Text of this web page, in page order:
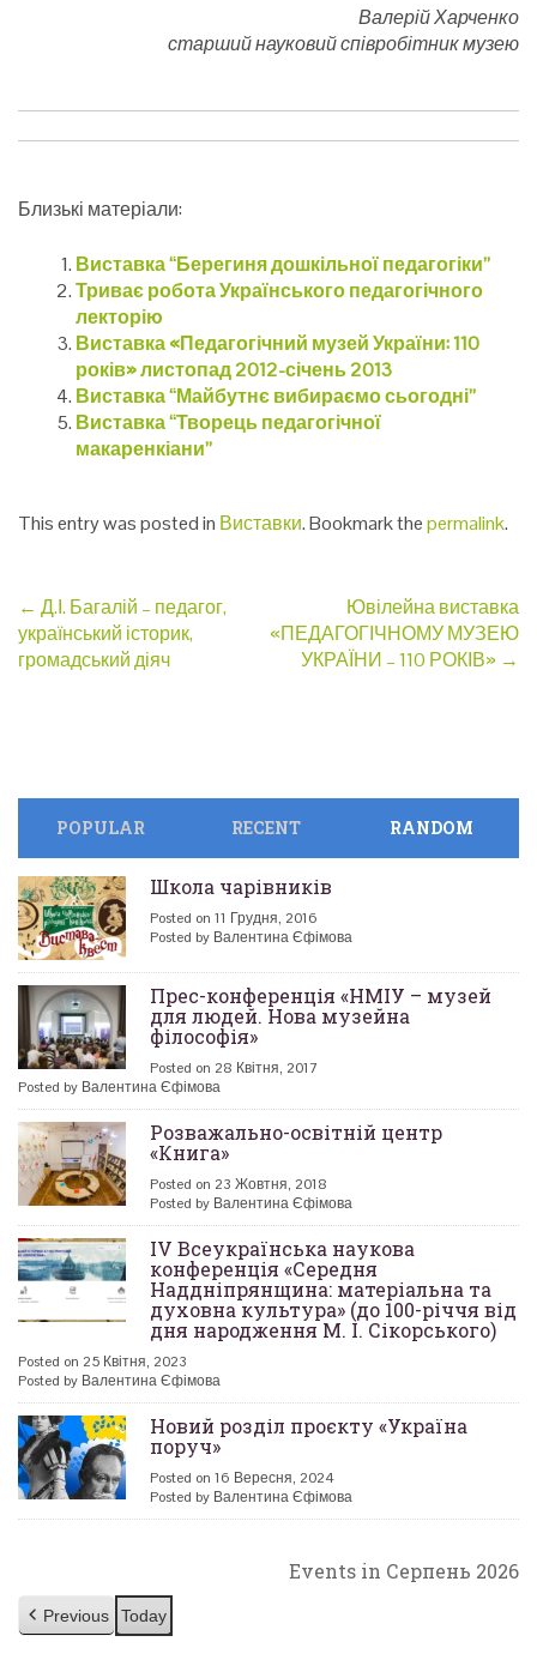
Валерій Харченко
старший науковий співробітник музею
Близькі матеріали:
Виставка “Берегиня дошкільної педагогіки”
Триває робота Українського педагогічного
лекторію
Виставка «Педагогічний музей України: 110
років» листопад 2012-січень 2013
Виставка “Майбутнє вибираємо сьогодні”
Виставка “Творець педагогічної
макаренкіани”
This entry was posted in Виставки. Bookmark thepermalink.
Post
navigation
← Д.І. Багалій – педагог,
український історик,
громадський діяч
Ювілейна виставка
«ПЕДАГОГІЧНОМУ МУЗЕЮ
УКРАЇНИ – 110 РОКІВ» →
POPULAR RECENT RANDOM
Школа чарівників
Posted on 11 Грудня, 2016
Posted by Валентина Єфімова
Прес-конференція «НМІУ – музей
для людей. Нова музейна
філософія»
Posted on 28 Квітня, 2017
Posted by Валентина Єфімова
Розважально-освітній центр
«Книга»
Posted on 23 Жовтня, 2018
Posted by Валентина Єфімова
ІV Всеукраїнська наукова
конференція «Середня
Наддніпрянщина: матеріальна та
духовна культура» (до 100-річчя від
дня народження М. І. Сікорського)
Posted on 25 Квітня, 2023
Posted by Валентина Єфімова
Новий розділ проєкту «Україна
поруч»
Posted on 16 Вересня, 2024
Posted by Валентина Єфімова
Events in Серпень 2026
Previous Today